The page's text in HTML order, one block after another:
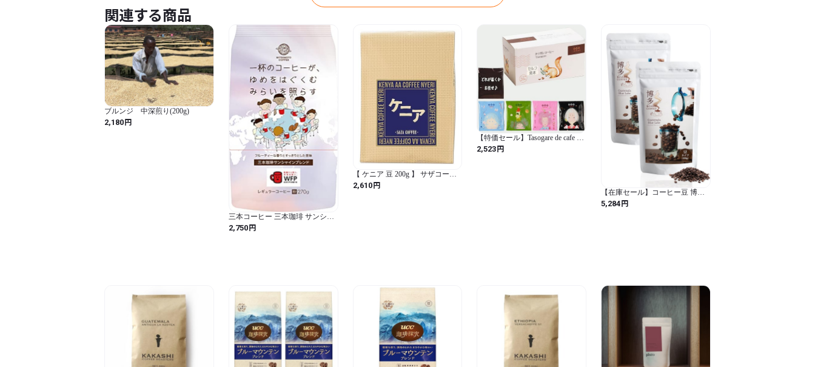
※エラー豆＝虫食い豆、未熟豆、死に豆など味を損ねる豆のこと。
香りです。あたかもジャングルの中で動植物に囲まれるような大自然
と地球との一体感を想わせます。
この一体感には、エラー豆のみならず、小さい豆の除去が不可欠で
す。未熟豆というほどの大きさではないのですが、あきらかに味も香
りも、低いものです。マンデリンの味に多大な影響を及ぼします。
こうして丁寧かつ丹念に選別されたマンデリン・ビンタンリマは、豊
満な香りと優美な甘さを醸し出します！
普段ミルクや砂糖を入れてコーヒーを楽しむ方も、どうか一口目は入
れないで楽しんでみてください！
口の中を大自然が満たしてくれること、請け合いです！！
検索用：コーヒー豆　人気　ランキング　通販　ドリップ 珈琲専門
時期用：ホワイトデー　お返し　ホワイトデー限定　ホワイトデー職
関連する商品
ブルンジ 中深煎り(200g)
2,180円
三本コーヒー 三本珈琲 サンシャ
インブレンド 270g×2袋
2,750円
【 ケニア 豆 200g 】 サザコーヒ
ー SAZA COFFEE｜レギュラーコ
ーヒー 珈琲 父 誕生日プレゼント
2,610円
【特価セール】Tasogare de cafe ド
リップコーヒー 四時珈琲 プレミ
アム組み合わせセット 一杯で贅
2,523円
【在庫セール】コーヒー豆 博多
ローストコーヒー グアテマラ ブ
ルーレイク【焙煎】深煎り フレ
5,284円